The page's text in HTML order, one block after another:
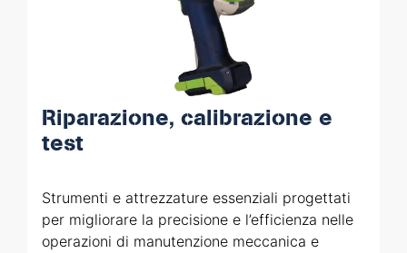
Riparazione, calibrazione e
test
Strumenti e attrezzature essenziali progettati
per migliorare la precisione e l’efficienza nelle
operazioni di manutenzione meccanica e